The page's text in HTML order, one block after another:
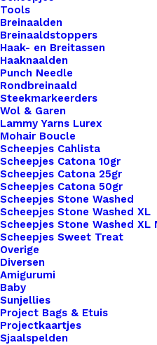
Tools
Breinaalden
Breinaaldstoppers
Haak- en Breitassen
Haaknaalden
Punch Needle
Rondbreinaald
Steekmarkeerders
Wol & Garen
Lammy Yarns Lurex
Mohair Boucle
Scheepjes Cahlista
Scheepjes Catona 10gr
Scheepjes Catona 25gr
Scheepjes Catona 50gr
Scheepjes Stone Washed
Scheepjes Stone Washed XL
Scheepjes Stone Washed XL
Scheepjes Sweet Treat
Overige
Diversen
Amigurumi
Baby
Sunjellies
Project Bags & Etuis
Projectkaartjes
Sjaalspelden
werk, maar ook een
ambachtelijke
de rest. Voor de
ons bieden we ook een
labels aan die volledig
Gemaakt van
zijn deze labels een
voor traditioneel leer,
aan stijl of kwaliteit.
Ontvang een melding
voorraad is
Uitverkocht
Toevoegen aan